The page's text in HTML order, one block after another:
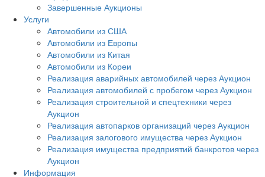
Завершенные Аукционы
Услуги
Автомобили из США
Автомобили из Европы
Автомобили из Китая
Автомобили из Кореи
Реализация аварийных автомобилей через Аукцион
Реализация автомобилей с пробегом через Аукцион
Реализация строительной и спецтехники через
Аукцион
Реализация автопарков организаций через Аукцион
Реализация залогового имущества через Аукцион
Реализация имущества предприятий банкротов через
Аукцион
Информация